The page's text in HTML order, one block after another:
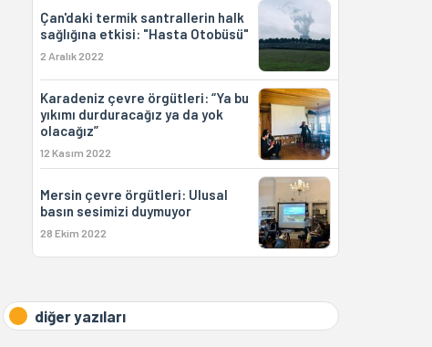
Çan'daki termik santrallerin halk
sağlığına etkisi: "Hasta Otobüsü"
2 Aralık 2022
Karadeniz çevre örgütleri: “Ya bu
yıkımı durduracağız ya da yok
olacağız”
12 Kasım 2022
Mersin çevre örgütleri: Ulusal
basın sesimizi duymuyor
28 Ekim 2022
diğer yazıları